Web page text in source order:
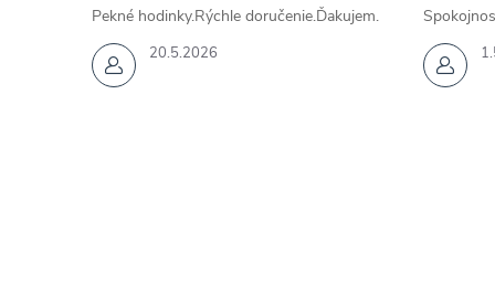
20.5.2026
Pekné hodinky.Rýchle doručenie.Ďakujem.